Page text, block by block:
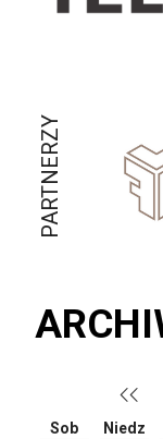
PARTNERZY
Sob
Niedz